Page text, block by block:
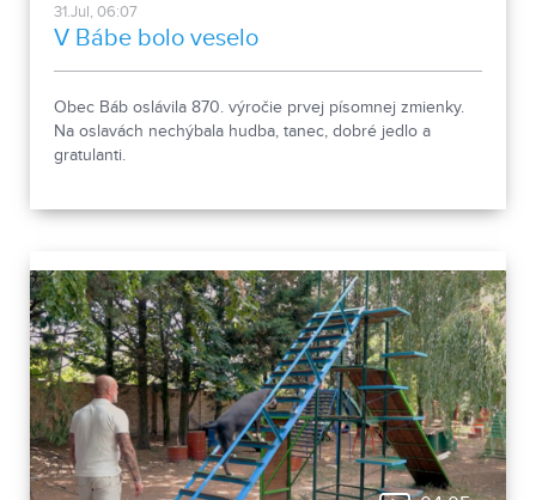
31.Jul, 06:07
V Bábe bolo veselo
Obec Báb oslávila 870. výročie prvej písomnej zmienky.
Na oslavách nechýbala hudba, tanec, dobré jedlo a
gratulanti.